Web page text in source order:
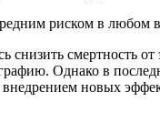
риском в любом
смертность от
Однако в
новых